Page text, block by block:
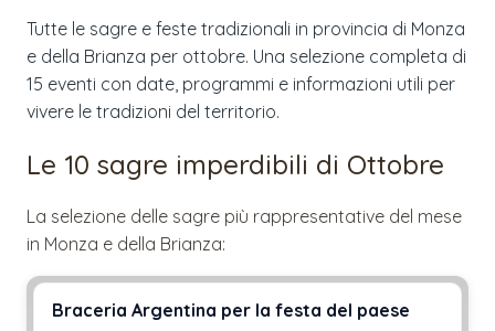
Tutte le sagre e feste tradizionali in provincia di Monza
e della Brianza per ottobre. Una selezione completa di
15 eventi con date, programmi e informazioni utili per
vivere le tradizioni del territorio.
Le 10 sagre imperdibili di Ottobre
La selezione delle sagre più rappresentative del mese
in Monza e della Brianza:
Braceria Argentina per la festa del paese